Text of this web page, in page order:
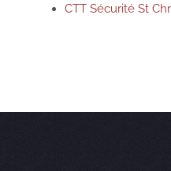
CTT Sécurité St